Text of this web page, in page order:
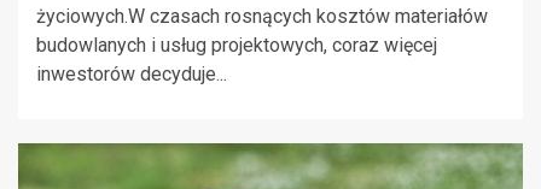
życiowych.W czasach rosnących kosztów materiałów
budowlanych i usług projektowych, coraz więcej
inwestorów decyduje...